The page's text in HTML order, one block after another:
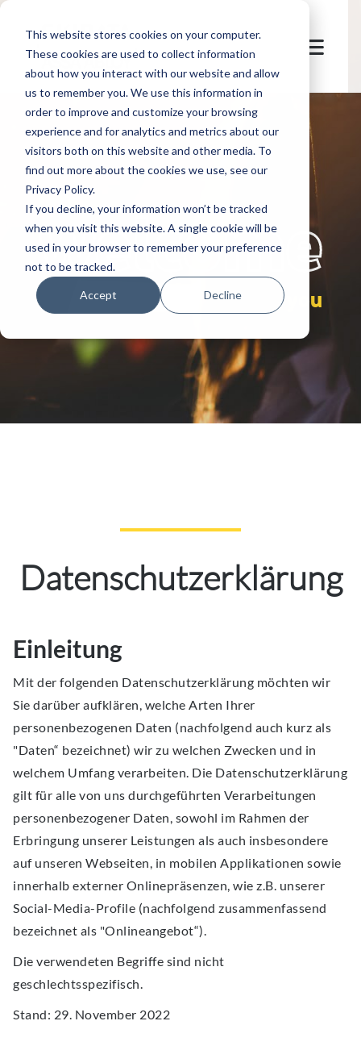
This website stores cookies on your computer.
These cookies are used to collect information
about how you interact with our website and allow
us to remember you. We use this information in
order to improve and customize your browsing
experience and for analytics and metrics about our
visitors both on this website and other media. To
find out more about the cookies we use, see our
Privacy Policy.
If you decline, your information won’t be tracked
when you visit this website. A single cookie will be
used in your browser to remember your preference
not to be tracked.
Accept Decline
let's
welcome
you
Datenschutzerklärung
Einleitung
Mit der folgenden Datenschutzerklärung möchten wir
Sie darüber aufklären, welche Arten Ihrer
personenbezogenen Daten (nachfolgend auch kurz als
"Daten“ bezeichnet) wir zu welchen Zwecken und in
welchem Umfang verarbeiten. Die Datenschutzerklärung
gilt für alle von uns durchgeführten Verarbeitungen
personenbezogener Daten, sowohl im Rahmen der
Erbringung unserer Leistungen als auch insbesondere
auf unseren Webseiten, in mobilen Applikationen sowie
innerhalb externer Onlinepräsenzen, wie z.B. unserer
Social-Media-Profile (nachfolgend zusammenfassend
bezeichnet als "Onlineangebot“).
Die verwendeten Begriffe sind nicht
geschlechtsspezifisch.
Stand: 29. November 2022